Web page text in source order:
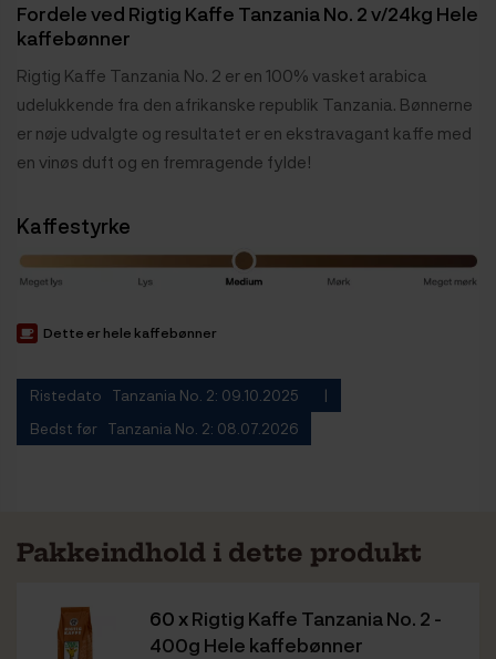
Fordele ved Rigtig Kaffe Tanzania No. 2 v/24kg Hele
kaffebønner
Rigtig Kaffe Tanzania No. 2 er en 100% vasket arabica
udelukkende fra den afrikanske republik Tanzania. Bønnerne
er nøje udvalgte og resultatet er en ekstravagant kaffe med
en vinøs duft og en fremragende fylde!
Kaffestyrke
Dette er hele kaffebønner
Ristedato Tanzania No. 2: 09.10.2025
Bedst før Tanzania No. 2: 08.07.2026
Pakkeindhold i dette produkt
60 xRigtig Kaffe Tanzania No. 2 -
400g Hele kaffebønner